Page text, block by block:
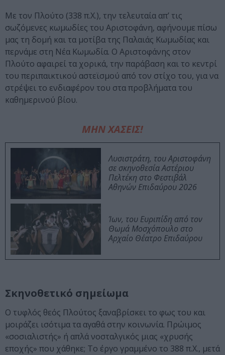
Με τον Πλούτο (338 π.Χ.), την τελευταία απ’ τις
σωζόμενες κωμωδίες του Αριστοφάνη, αφήνουμε πίσω
μας τη δομή και τα μοτίβα της Παλαιάς Κωμωδίας και
περνάμε στη Νέα Κωμωδία. Ο Αριστοφάνης στον
Πλούτο αφαιρεί τα χορικά, την παράβαση και το κεντρί
του περιπαικτικού αστεϊσμού από τον στίχο του, για να
στρέψει το ενδιαφέρον του στα προβλήματα του
καθημερινού βίου.
ΜΗΝ ΧΑΣΕΙΣ!
Λυσιστράτη, του Αριστοφάνη
σε σκηνοθεσία Αστέριου
Πελτέκη στο Φεστιβάλ
Αθηνών Επιδαύρου 2026
Ίων, του Ευριπίδη από τον
Θωμά Μοσχόπουλο στο
Αρχαίο Θέατρο Επιδαύρου
Σκηνοθετικό σημείωμα
Ο τυφλός θεός Πλούτος ξαναβρίσκει το φως του και
μοιράζει ισότιμα τα αγαθά στην κοινωνία. Πρώιμος
«σοσιαλιστής» ή απλά νοσταλγικός μιας «χρυσής
εποχής» που χάθηκε; Το έργο γραμμένο το 388 π.Χ., μετά